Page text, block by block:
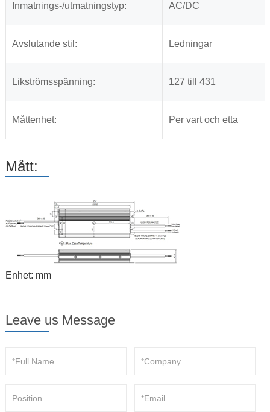
Inmatnings-/utmatningstyp: AC/DC
Avslutande stil: Ledningar
Likströmsspänning: 127 till 431
Måttenhet: Per vart och etta
Mått:
Enhet: mm
Leave us Message